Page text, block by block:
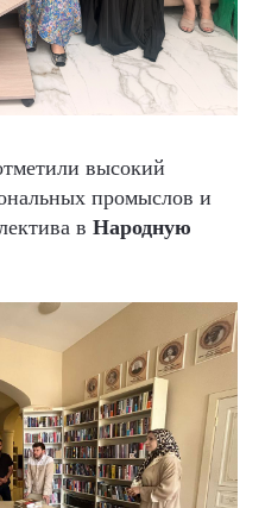
высокий
промыслов и
в Народную